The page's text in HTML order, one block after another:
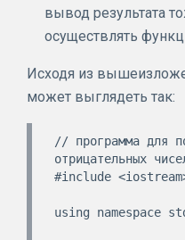
вывод результата
осуществлять
Исходя из
может выглядеть так:
// программа для
отрицательных
#include
using namespace